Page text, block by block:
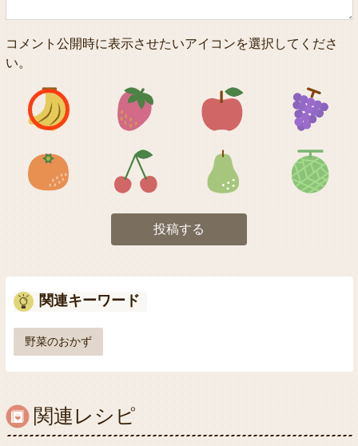
コメント公開時に表示させたいアイコンを選択してくださ
い。
アイコン1 アイコン2 アイコン3
アイコン5 アイコン6 アイコン7
投稿する
関連キーワード
野菜のおかず
関連レシピ